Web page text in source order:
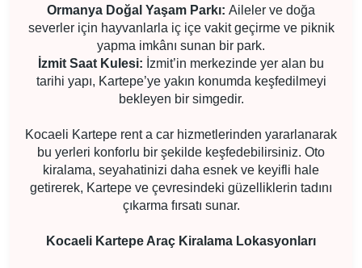
Ormanya Doğal Yaşam Parkı: Aileler ve doğa
severler için hayvanlarla iç içe vakit geçirme ve piknik
yapma imkânı sunan bir park.
İzmit Saat Kulesi: İzmit’in merkezinde yer alan bu
tarihi yapı, Kartepe’ye yakın konumda keşfedilmeyi
bekleyen bir simgedir.
Kocaeli Kartepe rent a car hizmetlerinden yararlanarak
bu yerleri konforlu bir şekilde keşfedebilirsiniz. Oto
kiralama, seyahatinizi daha esnek ve keyifli hale
getirerek, Kartepe ve çevresindeki güzelliklerin tadını
çıkarma fırsatı sunar.
Kocaeli Kartepe Araç Kiralama Lokasyonları